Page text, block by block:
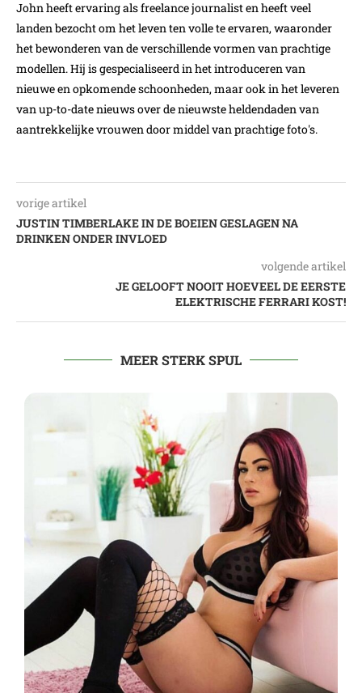
John heeft ervaring als freelance journalist en heeft veel
landen bezocht om het leven ten volle te ervaren, waaronder
het bewonderen van de verschillende vormen van prachtige
modellen. Hij is gespecialiseerd in het introduceren van
nieuwe en opkomende schoonheden, maar ook in het leveren
van up-to-date nieuws over de nieuwste heldendaden van
aantrekkelijke vrouwen door middel van prachtige foto's.
vorige artikel
JUSTIN TIMBERLAKE IN DE BOEIEN GESLAGEN NA
DRINKEN ONDER INVLOED
volgende artikel
JE GELOOFT NOOIT HOEVEEL DE EERSTE
ELEKTRISCHE FERRARI KOST!
MEER STERK SPUL